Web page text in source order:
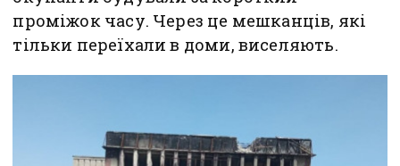
проміжок часу. Через це мешканців, які
тільки переїхали в доми, виселяють.